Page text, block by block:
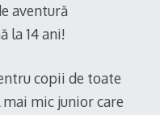
aventură
la 14 ani!
copii de toate
mai mic junior care